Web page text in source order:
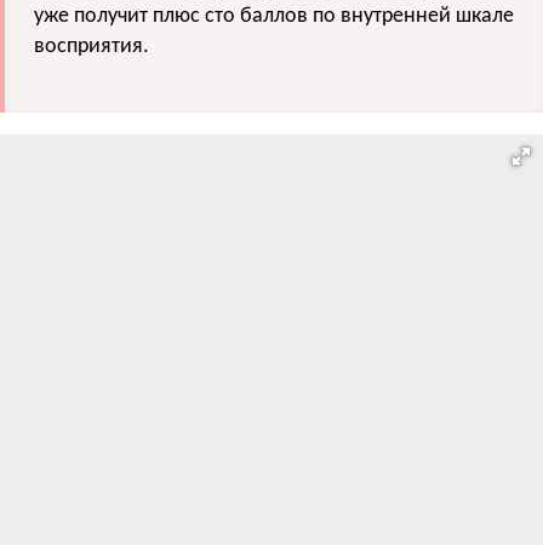
уже получит плюс сто баллов по внутренней шкале
восприятия.